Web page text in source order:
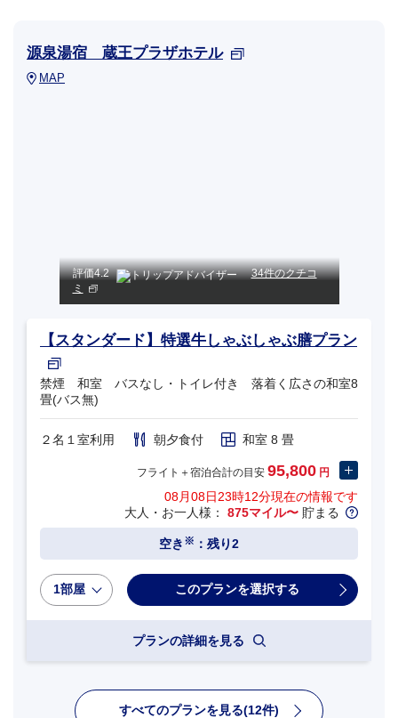
源泉湯宿 蔵王プラザホテル
MAP
評価4.2
34件のクチコ
ミ
【スタンダード】特選牛しゃぶしゃぶ膳プラン
禁煙 和室 バスなし・トイレ付き 落着く広さの和室8
畳(バス無)
２名１室利用 朝夕食付 和室 8 畳
フライト＋宿泊合計の目安 95,800 円
08月08日23時12分現在の情報です
大人・お一人様： 875マイル〜 貯まる
空き ※ ：残り2
1部屋
プランの詳細を見る
すべてのプランを見る(12件)